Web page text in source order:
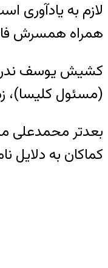
همراه همسرش
کشیش یوسف
(مسئول کلیسا)،
کماکان به دلایل